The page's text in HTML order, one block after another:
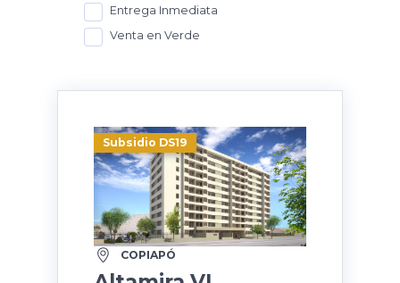
Entrega Inmediata
Venta en Verde
Subsidio DS19
COPIAPÓ